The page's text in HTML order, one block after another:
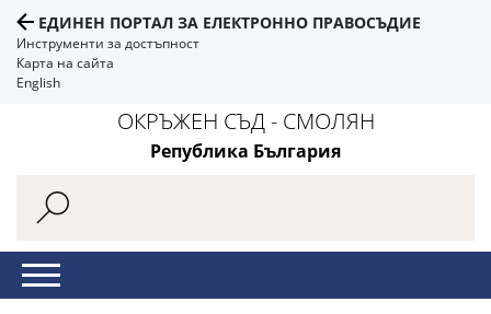
ЕДИНЕН ПОРТАЛ ЗА ЕЛЕКТРОННО ПРАВОСЪДИЕ
Инструменти за достъпност
Карта на сайта
English
ОКРЪЖЕН СЪД - СМОЛЯН
Република България